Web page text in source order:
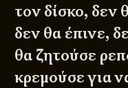
τον δίσκο, δεν
δεν θα έπινε,
θα ζητούσε
κρεμούσε για